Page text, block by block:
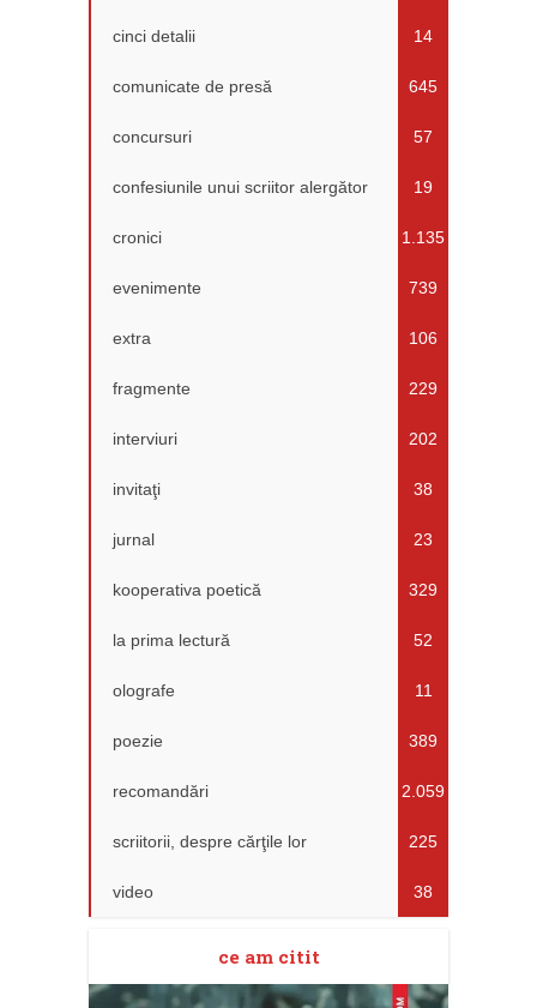
cinci detalii 14
comunicate de presă 645
concursuri 57
confesiunile unui scriitor alergător 19
cronici 1.135
evenimente 739
extra 106
fragmente 229
interviuri 202
invitaţi 38
jurnal 23
kooperativa poetică 329
la prima lectură 52
olografe 11
poezie 389
recomandări 2.059
scriitorii, despre cărţile lor 225
video 38
ce am citit